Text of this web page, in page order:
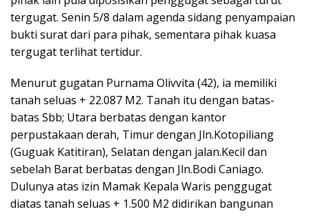
tergugat. Senin 5/8 dalam agenda sidang penyampaian
bukti surat dari para pihak, sementara pihak kuasa
tergugat terlihat tertidur.
Menurut gugatan Purnama Olivvita (42), ia memiliki
tanah seluas + 22.087 M2. Tanah itu dengan batas-
batas Sbb; Utara berbatas dengan kantor
perpustakaan derah, Timur dengan Jln.Kotopiliang
(Guguak Katitiran), Selatan dengan jalan.Kecil dan
sebelah Barat berbatas dengan Jln.Bodi Caniago.
Dulunya atas izin Mamak Kepala Waris penggugat
diatas tanah seluas + 1.500 M2 didirikan bangunan